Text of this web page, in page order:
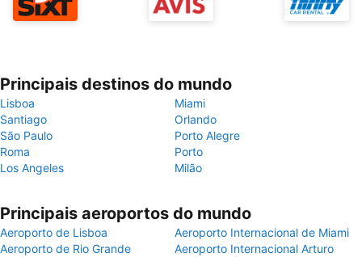
Principais destinos do mundo
Lisboa
Miami
Santiago
Orlando
São Paulo
Porto Alegre
Roma
Porto
Los Angeles
Milão
Principais aeroportos do mundo
Aeroporto de Lisboa
Aeroporto Internacional de Miami
Aeroporto de Rio Grande
Aeroporto Internacional Arturo